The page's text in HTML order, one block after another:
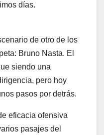
días.
de otro de los
Bruno Nasta. El
siendo una
pero hoy
pasos por detrás.
eficacia ofensiva
pasajes del